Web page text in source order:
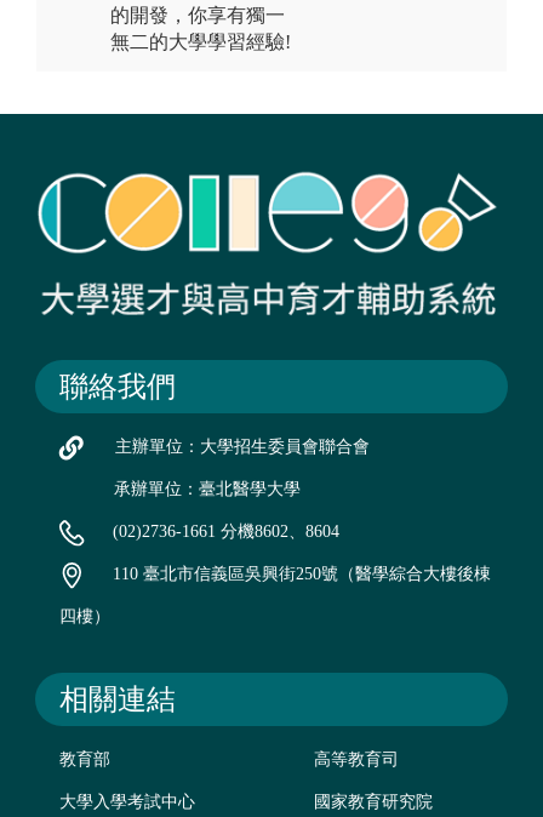
的開發，你享有獨一
無二的大學學習經驗!
聯絡我們
主辦單位：大學招生委員會聯合會
承辦單位：臺北醫學大學
(02)2736-1661 分機8602、8604
110 臺北市信義區吳興街250號（醫學綜合大樓後棟
四樓）
相關連結
教育部 高等教育司
大學入學考試中心 國家教育研究院